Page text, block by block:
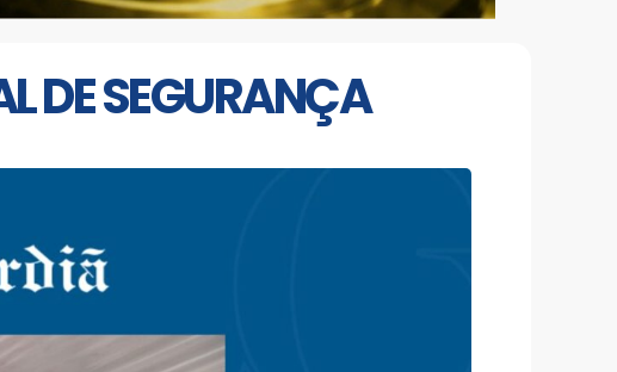
DE SEGURANÇA